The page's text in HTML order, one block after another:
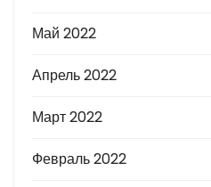
Май 2022
Апрель 2022
Март 2022
Февраль 2022